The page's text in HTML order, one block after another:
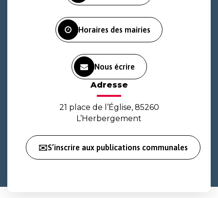
comptecomptechaîne
Horaires des mairies
Nous écrire
Adresse
21 place de l’Église, 85260
L’Herbergement
✉️S’inscrire aux publications communales